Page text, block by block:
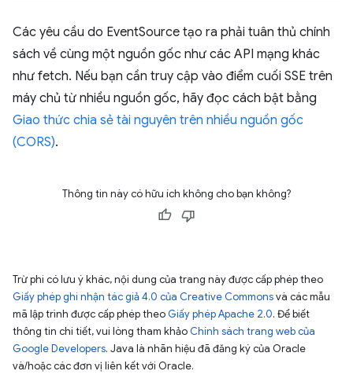
Các yêu cầu do EventSource tạo ra phải tuân thủ chính
sách về cùng một nguồn gốc như các API mạng khác
như fetch. Nếu bạn cần truy cập vào điểm cuối SSE trên
máy chủ từ nhiều nguồn gốc, hãy đọc cách bật bằng
Giao thức chia sẻ tài nguyên trên nhiều nguồn gốc
(CORS).
Thông tin này có hữu ích không cho bạn không?
Trừ phi có lưu ý khác, nội dung của trang này được cấp phép theo
Giấy phép ghi nhận tác giả 4.0 của Creative Commonsvà các mẫu
mã lập trình được cấp phép theo Giấy phép Apache 2.0. Để biết
thông tin chi tiết, vui lòng tham khảo Chính sách trang web của
Google Developers. Java là nhãn hiệu đã đăng ký của Oracle
và/hoặc các đơn vị liên kết với Oracle.